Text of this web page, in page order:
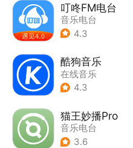
叮咚FM电台
音乐电台
4.3
酷狗音乐
在线音乐
4.3
猫王妙播Pro
音乐电台
3.6